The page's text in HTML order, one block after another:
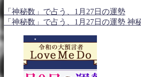
「神秘数」で占う、1月27日の運勢
「神秘数」で占う、1月27日の運勢